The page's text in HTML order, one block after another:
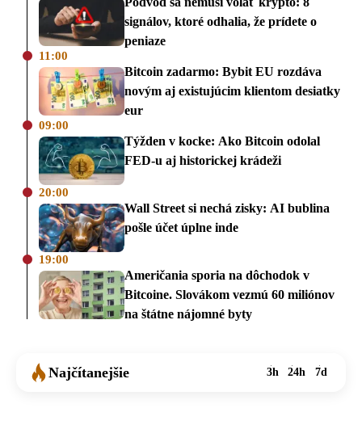
signálov, ktoré odhalia, že prídete o
peniaze
11:00
Bitcoin zadarmo: Bybit EU rozdáva
novým aj existujúcim klientom desiatky
eur
09:00
Týžden v kocke: Ako Bitcoin odolal
FED-u aj historickej krádeži
20:00
Wall Street si nechá zisky: AI bublina
pošle účet úplne inde
19:00
Američania sporia na dôchodok v
Bitcoine. Slovákom vezmú 60 miliónov
na štátne nájomné byty
Najčítanejšie 3h 24h 7d